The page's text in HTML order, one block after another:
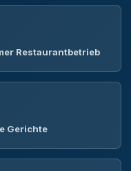
Restaurantbetrieb
Gerichte